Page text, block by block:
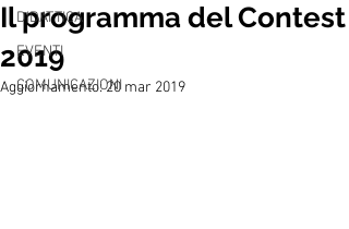
DIDATTICA
EVENTI
COMUNICAZIONI
Il programma del Contest
2019
Aggiornamento:20 mar 2019